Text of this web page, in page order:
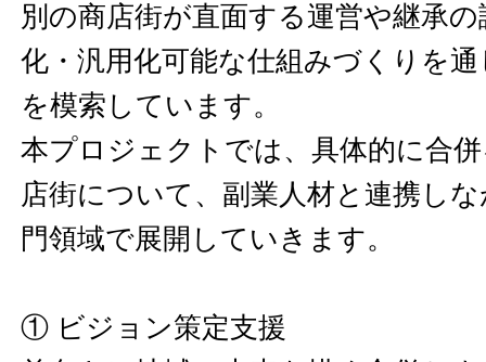
別の商店街が直面する運営や継承
化・汎用化可能な仕組みづくりを
を模索しています。
本プロジェクトでは、具体的に合
店街について、副業人材と連携し
門領域で展開していきます。
① ビジョン策定支援